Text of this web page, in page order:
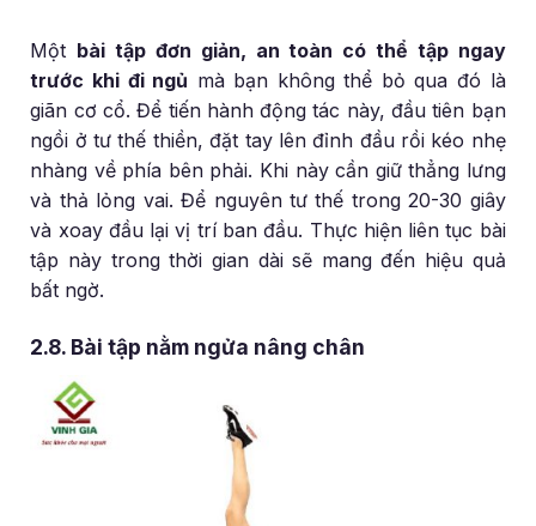
Một bài tập đơn giản, an toàn có thể tập ngay
trước khi đi ngủ mà bạn không thể bỏ qua đó là
giãn cơ cổ. Để tiến hành động tác này, đầu tiên bạn
ngồi ở tư thế thiền, đặt tay lên đỉnh đầu rồi kéo nhẹ
nhàng về phía bên phải. Khi này cần giữ thẳng lưng
và thả lỏng vai. Để nguyên tư thế trong 20-30 giây
và xoay đầu lại vị trí ban đầu. Thực hiện liên tục bài
tập này trong thời gian dài sẽ mang đến hiệu quả
bất ngờ.
2.8. Bài tập nằm ngửa nâng chân